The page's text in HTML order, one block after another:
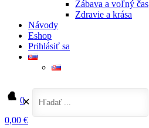
Zábava a voľný čas
Zdravie a krása
Návody
Eshop
Prihlásiť sa
0
0,00 €
✕